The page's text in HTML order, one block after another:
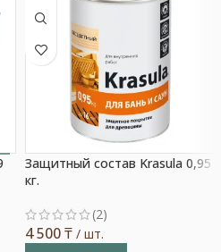
Защитный состав Krasula 0,95
кг.
(2)
4 500₸ / шт.